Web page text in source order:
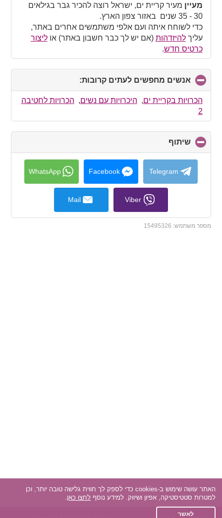
collapse
contents
מעיין מעיר קריית ים, ישראל רוצה להכיר גבר בגילאים
30 - 35 שנים באזור צפון הארץ.
כדי לשוחח איתה ועם אלפי משתמשים אחרים באתר,
עליךלהיזדהות (אם יש לך כבר חשבון באתר) אוליצור
כרטיס חדש.
אנשים מחפשים לעתים קרובות:
to
collapse
הכרויות בקריית ים, היכרויות עם נשים, הכרויות לחטיבה
2
שיתוף
to
collapse
contents
Telegram
Facebook
WhatsApp
Viber
Mail
מספר משתמש: 15495326
האתר עושה שימוש ב-cookies כדי לספק לך חווית גלישה טובה יותר, וכן
למטרות סטטיסטיקה, אפיון ושיווק. למידע נוסף לחצו כאן.
לאשר